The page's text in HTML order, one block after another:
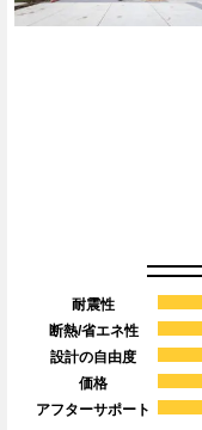
耐震性
断熱/省エネ性
設計の自由度
価格
アフターサポート